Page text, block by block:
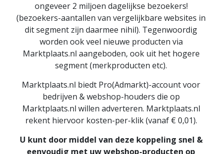
ongeveer 2 miljoen dagelijkse bezoekers!
(bezoekers-aantallen van vergelijkbare websites in
dit segment zijn daarmee nihil). Tegenwoordig
worden ook veel nieuwe producten via
Marktplaats.nl aangeboden, ook uit het hogere
segment (merkproducten etc).
Marktplaats.nl biedt Pro(Admarkt)-account voor
bedrijven & webshop-houders die op
Marktplaats.nl willen adverteren. Marktplaats.nl
rekent hiervoor kosten-per-klik (vanaf € 0,01).
U kunt door middel van deze koppeling snel &
eenvoudig met uw webshop-producten op